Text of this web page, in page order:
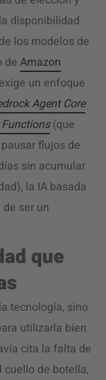
disponibilidad
los modelos de
de Amazon
un enfoque
Agent Core
(que
flujos de
sin acumular
la IA basada
ser un
que
tecnología, sino
utilizarla bien.
cita la falta de
de botella,